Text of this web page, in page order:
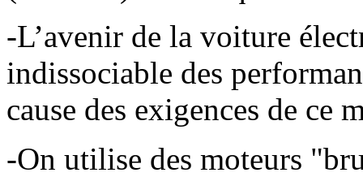
-L’avenir de la voiture
indissociable des
cause des exigences de ce
-On utilise des moteurs